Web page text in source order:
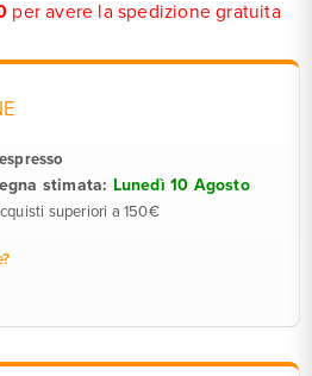
per avere la spedizione gratuita
stimata: Lunedì 10 Agosto
superiori a 150€